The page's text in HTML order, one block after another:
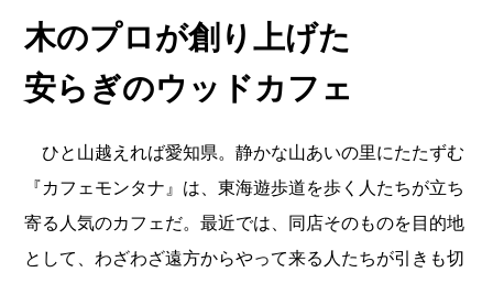
木のプロが創り上げた
安らぎのウッドカフェ
ひと山越えれば愛知県。静かな山あいの里にたたずむ
『カフェモンタナ』は、東海遊歩道を歩く人たちが立ち
寄る人気のカフェだ。最近では、同店そのものを目的地
として、わざわざ遠方からやって来る人たちが引きも切